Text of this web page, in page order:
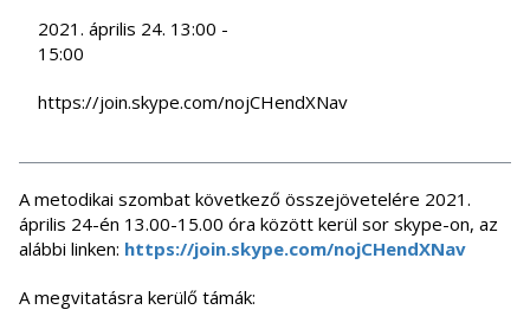
2021. április 24. 13:00 -
15:00
https://join.skype.com/nojCHendXNav
A metodikai szombat következő összejövetelére 2021.
április 24-én 13.00-15.00 óra között kerül sor skype-on, az
alábbi linken: https://join.skype.com/nojCHendXNav
A megvitatásra kerülő támák: